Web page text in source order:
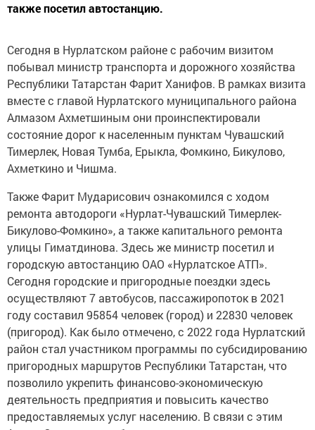
также посетил автостанцию.
Сегодня в Нурлатском районе с рабочим визитом
побывал министр транспорта и дорожного хозяйства
Республики Татарстан Фарит Ханифов. В рамках визита
вместе с главой Нурлатского муниципального района
Алмазом Ахметшиным они проинспектировали
состояние дорог к населенным пунктам Чувашский
Тимерлек, Новая Тумба, Ерыкла, Фомкино, Бикулово,
Ахметкино и Чишма.
Также Фарит Мударисович ознакомился с ходом
ремонта автодороги «Нурлат-Чувашский Тимерлек-
Бикулово-Фомкино», а также капитального ремонта
улицы Гиматдинова. Здесь же министр посетил и
городскую автостанцию ОАО «Нурлатское АТП».
Сегодня городские и пригородные поездки здесь
осуществляют 7 автобусов, пассажиропоток в 2021
году составил 95854 человек (город) и 22830 человек
(пригород). Как было отмечено, с 2022 года Нурлатский
район стал участником программы по субсидированию
пригородных маршрутов Республики Татарстан, что
позволило укрепить финансово-экономическую
деятельность предприятия и повысить качество
предоставляемых услуг населению. В связи с этим